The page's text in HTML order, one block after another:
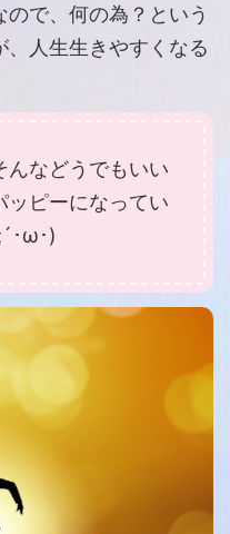
で、何の為？という
人生生きやすくなる
などうでもいい
ッピーになってい
･ω･)